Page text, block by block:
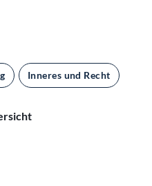
Inneres und Recht